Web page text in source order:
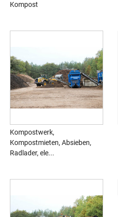
Kompost
Kompostwerk,
Kompostmieten, Absieben,
Radlader, ele...